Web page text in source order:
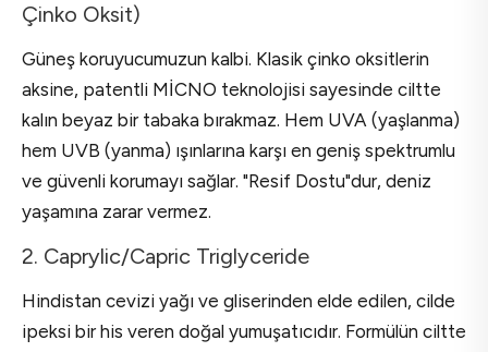
Çinko Oksit)
Güneş koruyucumuzun kalbi. Klasik çinko oksitlerin
aksine, patentli MİCNO teknolojisi sayesinde ciltte
kalın beyaz bir tabaka bırakmaz. Hem UVA (yaşlanma)
hem UVB (yanma) ışınlarına karşı en geniş spektrumlu
ve güvenli korumayı sağlar. "Resif Dostu"dur, deniz
yaşamına zarar vermez.
2. Caprylic/Capric Triglyceride
Hindistan cevizi yağı ve gliserinden elde edilen, cilde
ipeksi bir his veren doğal yumuşatıcıdır. Formülün ciltte